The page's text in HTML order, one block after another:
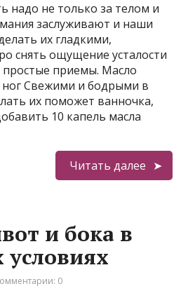
надо не только за телом и
заслуживают и наши
их гладкими,
снять ощущение усталости
приемы. Масло
ног Свежими и бодрыми в
их поможет ванночка,
10 капель масла
Читать далее
и бока в
0